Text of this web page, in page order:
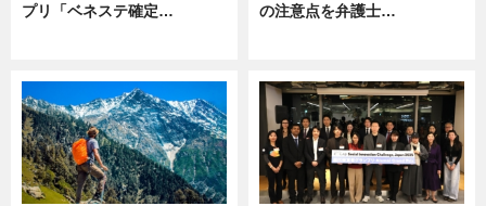
プリ「ベネステ確定…
の注意点を弁護士…